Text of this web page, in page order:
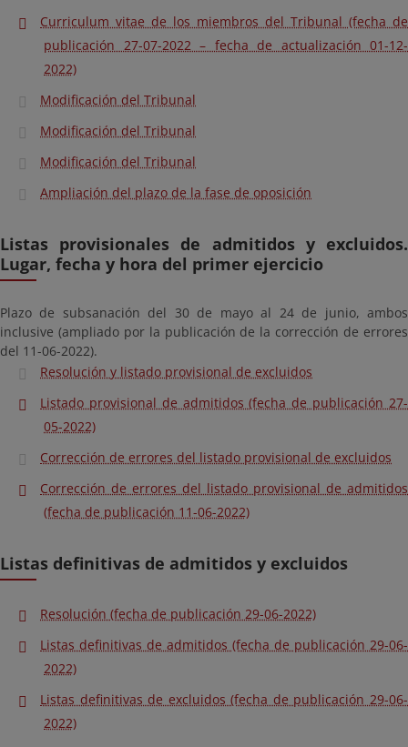
Curriculum vitae de los miembros del Tribunal (fecha de
publicación 27-07-2022 – fecha de actualización 01-12-
2022)
Modificación del Tribunal
Modificación del Tribunal
Modificación del Tribunal
Ampliación del plazo de la fase de oposición
Listas provisionales de admitidos y excluidos.
Lugar, fecha y hora del primer ejercicio
Plazo de subsanación del 30 de mayo al 24 de junio, ambos
inclusive (ampliado por la publicación de la corrección de errores
del 11-06-2022).
Resolución y listado provisional de excluidos
Listado provisional de admitidos (fecha de publicación 27-
05-2022)
Corrección de errores del listado provisional de excluidos
Corrección de errores del listado provisional de admitidos
(fecha de publicación 11-06-2022)
Listas definitivas de admitidos y excluidos
Resolución (fecha de publicación 29-06-2022)
Listas definitivas de admitidos (fecha de publicación 29-06-
2022)
Listas definitivas de excluidos (fecha de publicación 29-06-
2022)